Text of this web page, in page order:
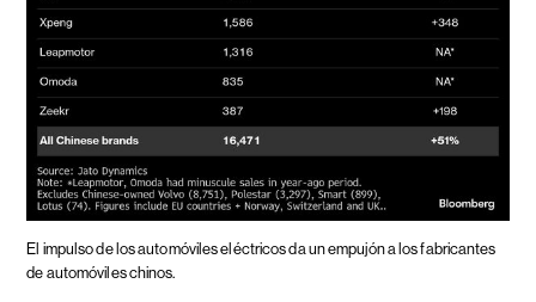
El impulso de los automóviles eléctricos da un empujón a los fabricantes
de automóviles chinos.